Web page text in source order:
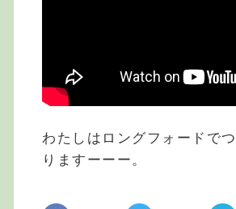
わたしはロングフォードで
りますーーー。